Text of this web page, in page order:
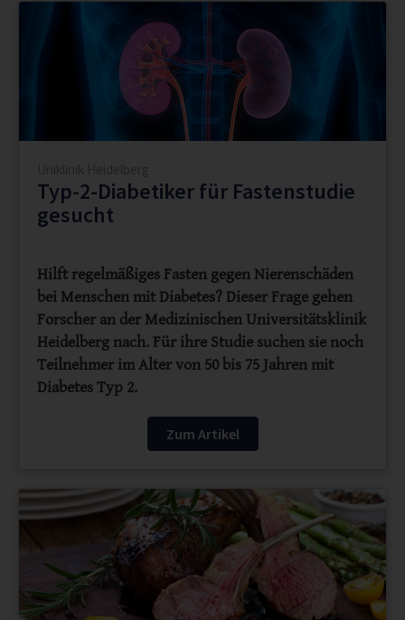
Typ-2-Diabetiker für Fastenstudie
gesucht
Hilft regelmäßiges Fasten gegen Nierenschäden
bei Menschen mit Diabetes? Dieser Frage gehen
Forscher an der Medizinischen Universitätsklinik
Heidelberg nach. Für ihre Studie suchen sie noch
Teilnehmer im Alter von 50 bis 75 Jahren mit
Diabetes Typ 2.
Zum Artikel